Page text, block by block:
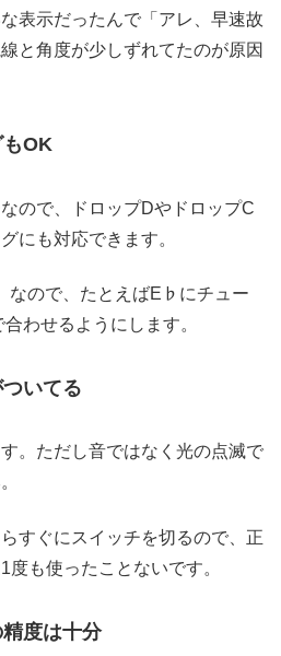
表示だったんで「アレ、早速故
と角度が少しずれてたのが原因
OK
ので、ドロップDやドロップC
にも対応できます。
なので、たとえばE♭にチュー
わせるようにします。
いてる
。ただし音ではなく光の点滅で
すぐにスイッチを切るので、正
も使ったことないです。
度は十分